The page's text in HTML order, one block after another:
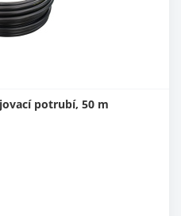
potrubí, 50 m